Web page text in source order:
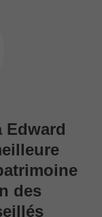
Edward
des